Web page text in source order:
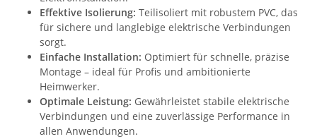
Effektive Isolierung: Teilisoliert mit robustem PVC, das
für sichere und langlebige elektrische Verbindungen
sorgt.
Einfache Installation: Optimiert für schnelle, präzise
Montage – ideal für Profis und ambitionierte
Heimwerker.
Optimale Leistung: Gewährleistet stabile elektrische
Verbindungen und eine zuverlässige Performance in
allen Anwendungen.